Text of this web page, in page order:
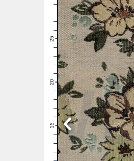
12
13
14
15
16
17
18
19
20
21
22
23
24
25
26
27
28
29